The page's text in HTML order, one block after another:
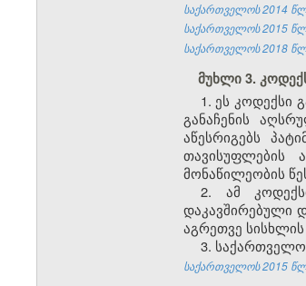
საქართველოს 2014
საქართველოს 2015
საქართველოს 2018
მუხლი 3.
1. ეს კოდექსი
განაჩენის
აწესრიგებს
თავისუფლების
მონაწილეობის
2. ამ
დაკავშირებული
აგრეთვე
3.
საქართველოს 2015